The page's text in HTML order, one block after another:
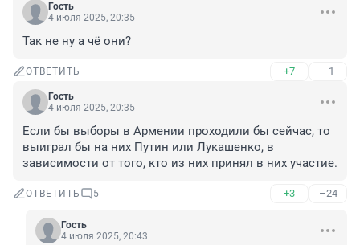
Гость
4 июля 2025, 20:35
Так не ну а чё они?
ОТВЕТИТЬ +7 –1
Гость
4 июля 2025, 20:35
Если бы выборы в Армении проходили бы сейчас, то
выиграл бы на них Путин или Лукашенко, в
зависимости от того, кто из них принял в них участие.
ОТВЕТИТЬ 5 +3 –24
Гость
4 июля 2025, 20:43